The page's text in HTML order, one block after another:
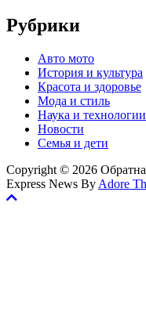
Рубрики
Авто мото
История и культура
Красота и здоровье
Мода и стиль
Наука и технологии
Новости
Семья и дети
Copyright © 2026
Express News By Adore